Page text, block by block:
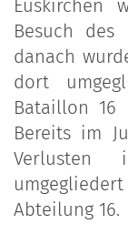
Euskirchen
Besuch des
danach
dort
Bataillon 16
Bereits im
Verlusten
Abteilung 16.